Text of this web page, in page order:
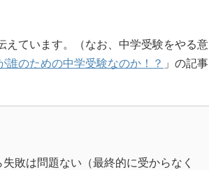
ています。（なお、中学受験をやる意
のための中学受験なのか！？ 」の記事
敗は問題ない（最終的に受からなく